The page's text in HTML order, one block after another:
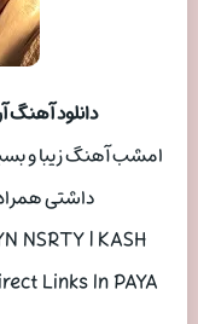
دانلود
امشب آهنگ زیبا و
داشتی
NSRTY | KASH
Links In PAYA